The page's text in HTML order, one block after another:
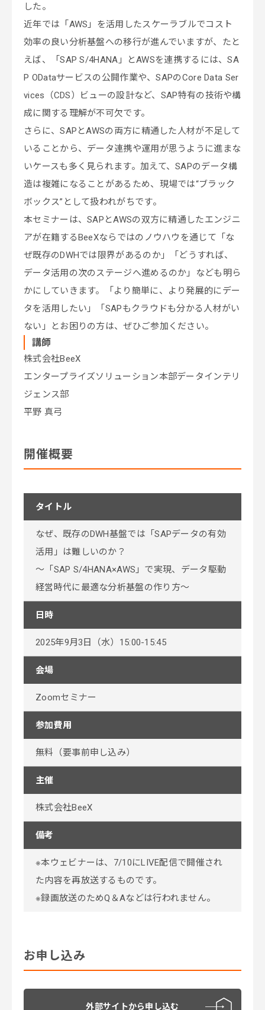
した。
近年では「AWS」を活用したスケーラブルでコスト
効率の良い分析基盤への移行が進んでいますが、たと
えば、「SAP S/4HANA」とAWSを連携するには、SA
P ODataサービスの公開作業や、SAPのCore Data Ser
vices（CDS）ビューの設計など、SAP特有の技術や構
成に関する理解が不可欠です。
さらに、SAPとAWSの両方に精通した人材が不足して
いることから、データ連携や運用が思うように進まな
いケースも多く見られます。加えて、SAPのデータ構
造は複雑になることがあるため、現場では“ブラック
ボックス”として扱われがちです。
本セミナーは、SAPとAWSの双方に精通したエンジニ
アが在籍するBeeXならではのノウハウを通じて「な
ぜ既存のDWHでは限界があるのか」「どうすれば、
データ活用の次のステージへ進めるのか」なども明ら
かにしていきます。「より簡単に、より発展的にデー
タを活用したい」「SAPもクラウドも分かる人材がい
ない」とお困りの方は、ぜひご参加ください。
講師
株式会社BeeX
エンタープライズソリューション本部データインテリ
ジェンス部
平野 真弓
開催概要
タイトル
なぜ、既存のDWH基盤では「SAPデータの有効
活用」は難しいのか？
～「SAP S/4HANA×AWS」で実現、データ駆動
経営時代に最適な分析基盤の作り方～
日時
2025年9月3日（水）15:00-15:45
会場
Zoomセミナー
参加費用
無料（要事前申し込み）
主催
株式会社BeeX
備考
※本ウェビナーは、7/10にLIVE配信で開催され
た内容を再放送するものです。
※録画放送のためQ＆Aなどは行われません。
お申し込み
外部サイトから申し込む